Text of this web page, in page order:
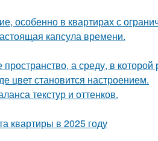
особенно в квартирах с
капсула времени.
а среду, в которой
цвет становится настроением.
текстур и оттенков.
квартиры в 2025 году